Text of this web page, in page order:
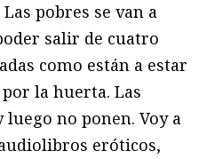
pobres se van a
salir de cuatro
como están a estar
la huerta. Las
luego no ponen. Voy a
eróticos,